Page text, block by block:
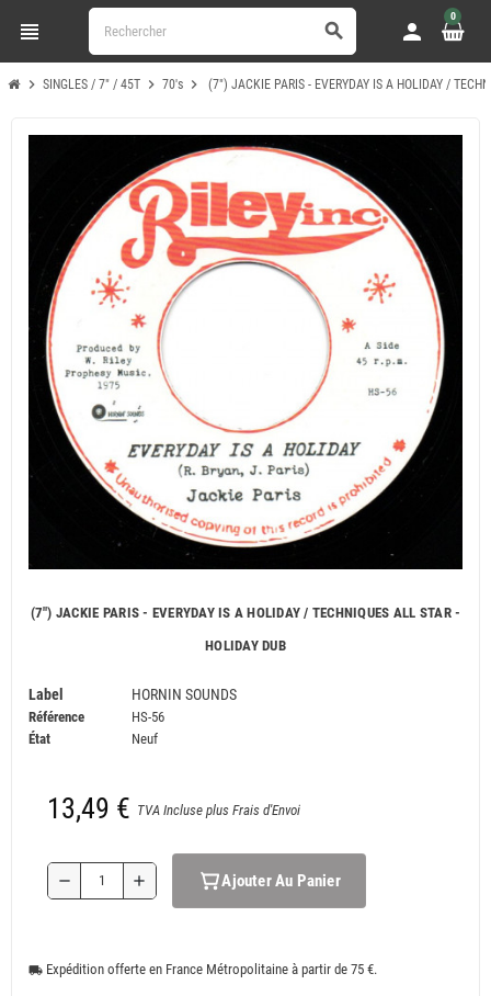
view_headline search person
0
chevron_right SINGLES / 7" / 45T chevron_right 70's chevron_right (7") JACKIE PARIS - EVERYDAY IS A HOLIDAY /
(7") JACKIE PARIS - EVERYDAY IS A HOLIDAY / TECHNIQUES ALL STAR -
HOLIDAY DUB
Label HORNIN SOUNDS
Référence
HS-56
État
Neuf
13,49 € TVA Incluse plus Frais d'Envoi
remove add Ajouter Au Panier
local_shipping Expédition offerte en France Métropolitaine à partir de 75 €.